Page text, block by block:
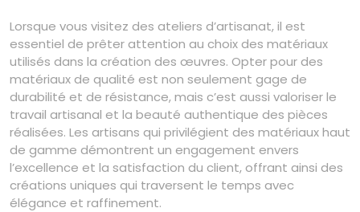
Lorsque vous visitez des ateliers d’artisanat, il est
essentiel de prêter attention au choix des matériaux
utilisés dans la création des œuvres. Opter pour des
matériaux de qualité est non seulement gage de
durabilité et de résistance, mais c’est aussi valoriser le
travail artisanal et la beauté authentique des pièces
réalisées. Les artisans qui privilégient des matériaux haut
de gamme démontrent un engagement envers
l’excellence et la satisfaction du client, offrant ainsi des
créations uniques qui traversent le temps avec
élégance et raffinement.